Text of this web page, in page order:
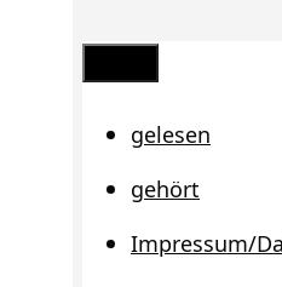
Schließen
gelesen
gehört
Impressum/